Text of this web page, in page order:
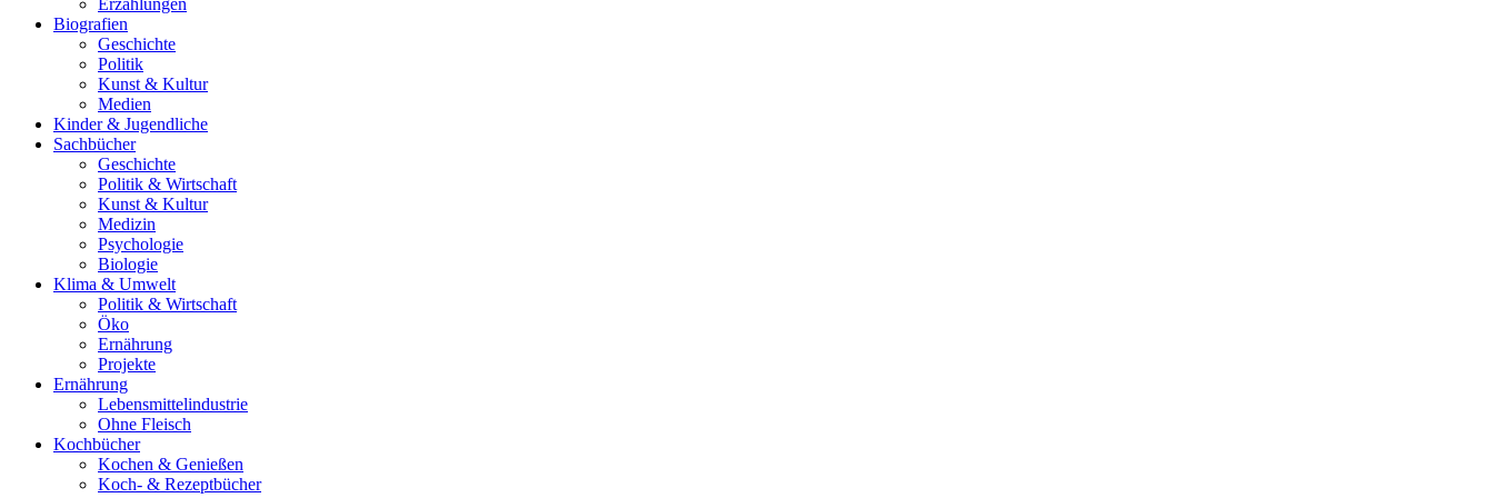
Erzählungen
Biografien
Geschichte
Politik
Kunst & Kultur
Medien
Kinder & Jugendliche
Sachbücher
Geschichte
Politik & Wirtschaft
Kunst & Kultur
Medizin
Psychologie
Biologie
Klima & Umwelt
Politik & Wirtschaft
Öko
Ernährung
Projekte
Ernährung
Lebensmittelindustrie
Ohne Fleisch
Kochbücher
Kochen & Genießen
Koch- & Rezeptbücher